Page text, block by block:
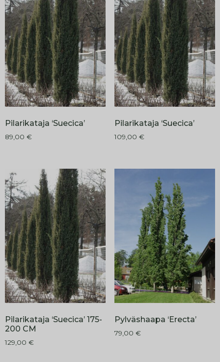
Pilarikataja ‘Suecica’
89,00 €
Pilarikataja ‘Suecica’
109,00 €
Pilarikataja ‘Suecica’ 175-
200 CM
129,00 €
Pylväshaapa ‘Erecta’
79,00 €